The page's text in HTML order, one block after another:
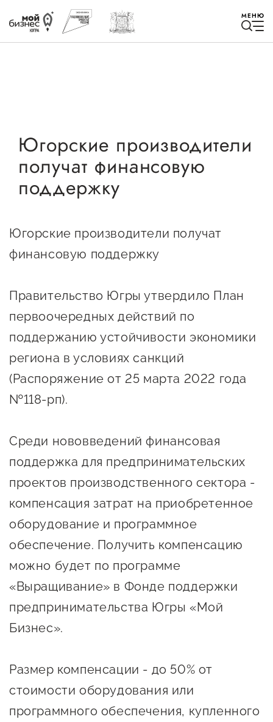
МЕНЮ
Быть в курсе
Истории успеха
Новости
Социальные сети "Мой
Бизнес Югра"
Меры поддержки
поддержки
Имущественная поддержка
Консультационная поддержка
Образовательная поддержка
Поддержка креативного и
инновационно-
технологического
предпринимательства
Поддержка социальных
предпринимателей
Поддержка экспортеров
Меры поддержки в условиях
внешнего санкционного
давления
Югорские производители
получат финансовую
поддержку
Югорские производители получат
финансовую поддержку
Правительство Югры утвердило План
первоочередных действий по
поддержанию устойчивости экономики
региона в условиях санкций
(Распоряжение от 25 марта 2022 года
№118-рп).
Среди нововведений финансовая
поддержка для предпринимательских
проектов производственного сектора -
компенсация затрат на приобретенное
оборудование и программное
обеспечение. Получить компенсацию
можно будет по программе
«Выращивание» в Фонде поддержки
предпринимательства Югры «Мой
Бизнес».
Размер компенсации - до 50% от
стоимости оборудования или
программного обеспечения, купленного